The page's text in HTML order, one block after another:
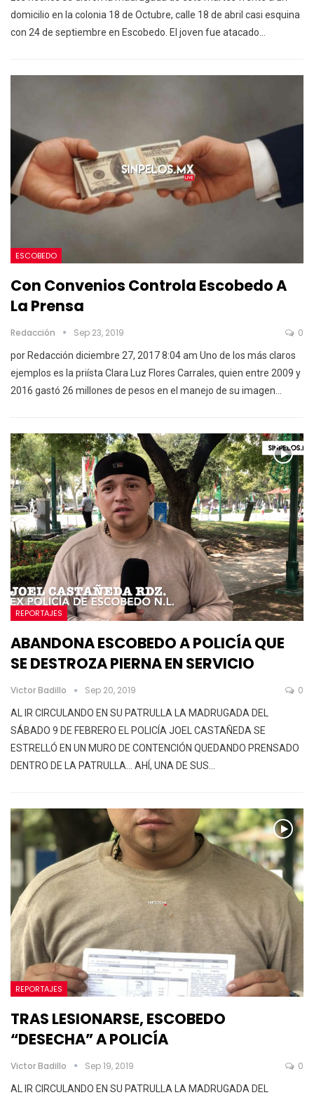
domicilio en la colonia 18 de Octubre, calle 18 de abril casi esquina
con 24 de septiembre en Escobedo. El joven fue atacado…
ESCOBEDO
Con Convenios Controla Escobedo A
La Prensa
Redacción Sep 23, 2019 0
por Redacción diciembre 27, 2017 8:04 am Uno de los más claros
ejemplos es la priísta Clara Luz Flores Carrales, quien entre 2009 y
2016 gastó 26 millones de pesos en el manejo de su imagen…
REPORTAJES
ABANDONA ESCOBEDO A POLICÍA QUE
SE DESTROZA PIERNA EN SERVICIO
Victor Badillo Sep 20, 2019 0
AL IR CIRCULANDO EN SU PATRULLA LA MADRUGADA DEL
SÁBADO 9 DE FEBRERO EL POLICÍA JOEL CASTAÑEDA SE
ESTRELLÓ EN UN MURO DE CONTENCIÓN QUEDANDO PRENSADO
DENTRO DE LA PATRULLA… AHÍ, UNA DE SUS…
REPORTAJES
TRAS LESIONARSE, ESCOBEDO
“DESECHA” A POLICÍA
Victor Badillo Sep 19, 2019 0
AL IR CIRCULANDO EN SU PATRULLA LA MADRUGADA DEL